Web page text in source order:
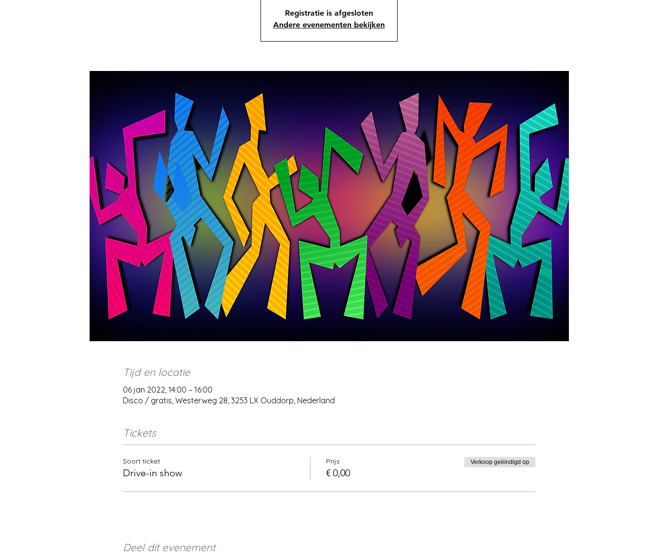
Registratie is afgesloten
Andere evenementen bekijken
Tijd en locatie
06 jan 2022, 14:00 – 16:00
Disco / gratis, Westerweg 28, 3253 LX Ouddorp, Nederland
Tickets
Soort ticket
Drive-in show
Prijs
€ 0,00
Verkoop geëindigd op
Deel dit evenement